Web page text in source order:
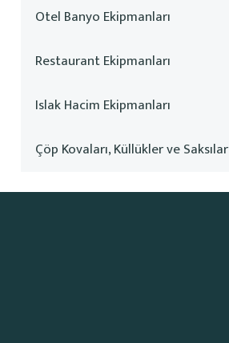
Otel Banyo Ekipmanları
Restaurant Ekipmanları
Islak Hacim Ekipmanları
Çöp Kovaları, Küllükler ve Saksılar